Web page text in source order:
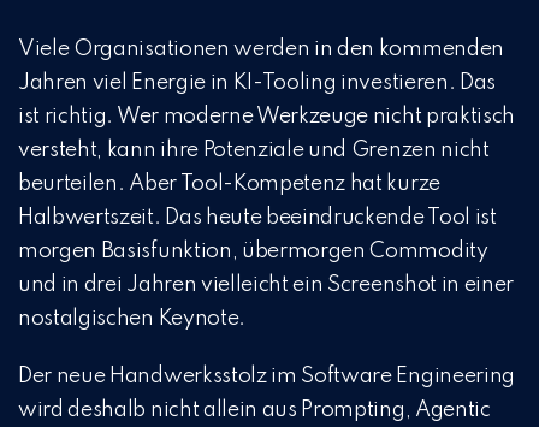
Viele Organisationen werden in den kommenden
Jahren viel Energie in KI-Tooling investieren. Das
ist richtig. Wer moderne Werkzeuge nicht praktisch
versteht, kann ihre Potenziale und Grenzen nicht
beurteilen. Aber Tool-Kompetenz hat kurze
Halbwertszeit. Das heute beeindruckende Tool ist
morgen Basisfunktion, übermorgen Commodity
und in drei Jahren vielleicht ein Screenshot in einer
nostalgischen Keynote.
Der neue Handwerksstolz im Software Engineering
wird deshalb nicht allein aus Prompting, Agentic